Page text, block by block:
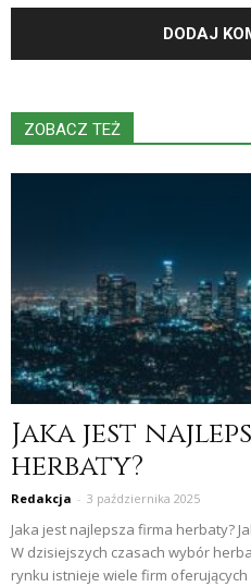
ZOBACZ TEŻ
Jaka jest
herbaty?
Redakcja - 3 października 2025
Jaka jest najlepsza firma herbaty?
W dzisiejszych czasach wybór
rynku istnieje wiele firm